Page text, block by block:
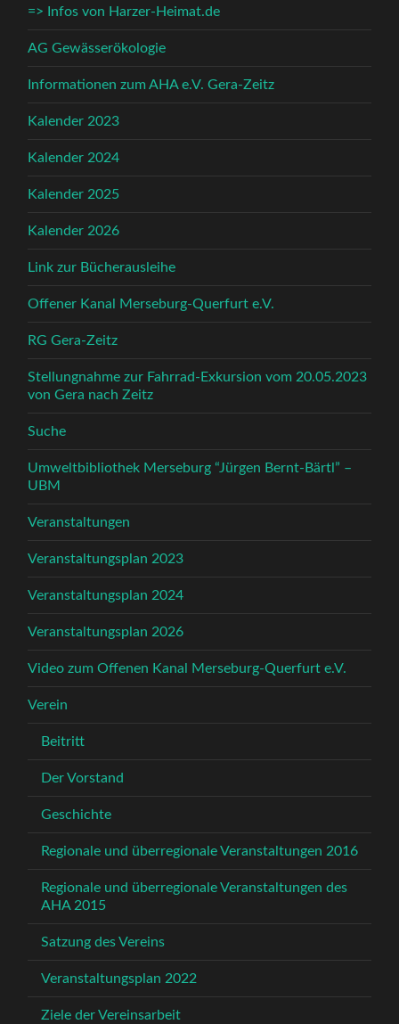
=> Infos von Harzer-Heimat.de
AG Gewässerökologie
Informationen zum AHA e.V. Gera-Zeitz
Kalender 2023
Kalender 2024
Kalender 2025
Kalender 2026
Link zur Bücherausleihe
Offener Kanal Merseburg-Querfurt e.V.
RG Gera-Zeitz
Stellungnahme zur Fahrrad-Exkursion vom 20.05.2023
von Gera nach Zeitz
Suche
Umweltbibliothek Merseburg “Jürgen Bernt-Bärtl” –
UBM
Veranstaltungen
Veranstaltungsplan 2023
Veranstaltungsplan 2024
Veranstaltungsplan 2026
Video zum Offenen Kanal Merseburg-Querfurt e.V.
Verein
Beitritt
Der Vorstand
Geschichte
Regionale und überregionale Veranstaltungen 2016
Regionale und überregionale Veranstaltungen des
AHA 2015
Satzung des Vereins
Veranstaltungsplan 2022
Ziele der Vereinsarbeit